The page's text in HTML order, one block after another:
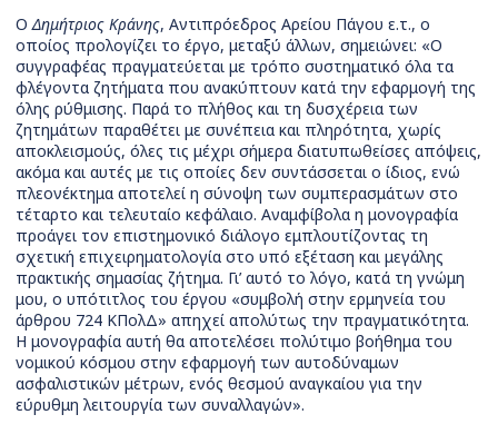
ΟΔημήτριος Κράνης, Αντιπρόεδρος Αρείου Πάγου ε.τ., ο
οποίος προλογίζει το έργο, μεταξύ άλλων, σημειώνει: «Ο
συγγραφέας πραγματεύεται με τρόπο συστηματικό όλα τα
φλέγοντα ζητήματα που ανακύπτουν κατά την εφαρμογή της
όλης ρύθμισης. Παρά το πλήθος και τη δυσχέρεια των
ζητημάτων παραθέτει με συνέπεια και πληρότητα, χωρίς
αποκλεισμούς, όλες τις μέχρι σήμερα διατυπωθείσες απόψεις,
ακόμα και αυτές με τις οποίες δεν συντάσσεται ο ίδιος, ενώ
πλεονέκτημα αποτελεί η σύνοψη των συμπερασμάτων στο
τέταρτο και τελευταίο κεφάλαιο. Αναμφίβολα η μονογραφία
προάγει τον επιστημονικό διάλογο εμπλουτίζοντας τη
σχετική επιχειρηματολογία στο υπό εξέταση και μεγάλης
πρακτικής σημασίας ζήτημα. Γι’ αυτό το λόγο, κατά τη γνώμη
μου, ο υπότιτλος του έργου «συμβολή στην ερμηνεία του
άρθρου 724 ΚΠολΔ» απηχεί απολύτως την πραγματικότητα.
Η μονογραφία αυτή θα αποτελέσει πολύτιμο βοήθημα του
νομικού κόσμου στην εφαρμογή των αυτοδύναμων
ασφαλιστικών μέτρων, ενός θεσμού αναγκαίου για την
εύρυθμη λειτουργία των συναλλαγών».